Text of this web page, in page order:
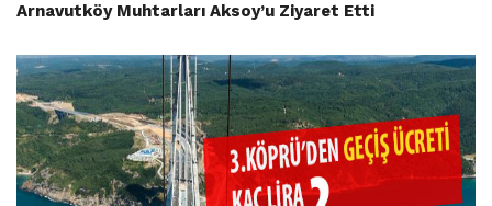
Arnavutköy Muhtarları Aksoy’u Ziyaret Etti